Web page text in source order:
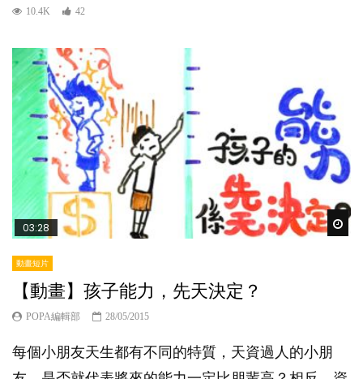
10.4K 42
03:28
動畫短片
【動畫】孩子能力，先天決定？
POPA編輯部 28/05/2015
每個小朋友天生都有不同的特質，天資過人的小朋